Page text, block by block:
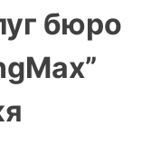
бюро